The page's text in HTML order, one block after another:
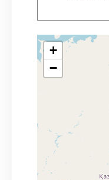
+
−